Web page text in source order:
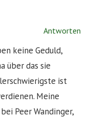
Antworten
keine Geduld,
über das sie
ist
Meine
Peer Wandinger,